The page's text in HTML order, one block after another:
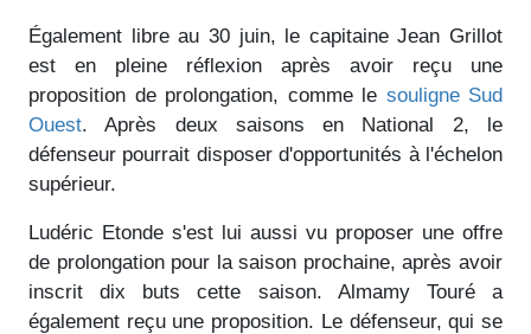
Également libre au 30 juin, le capitaine Jean Grillot
est en pleine réflexion après avoir reçu une
proposition de prolongation, comme le souligne Sud
Ouest. Après deux saisons en National 2, le
défenseur pourrait disposer d'opportunités à l'échelon
supérieur.
Ludéric Etonde s'est lui aussi vu proposer une offre
de prolongation pour la saison prochaine, après avoir
inscrit dix buts cette saison. Almamy Touré a
également reçu une proposition. Le défenseur, qui se